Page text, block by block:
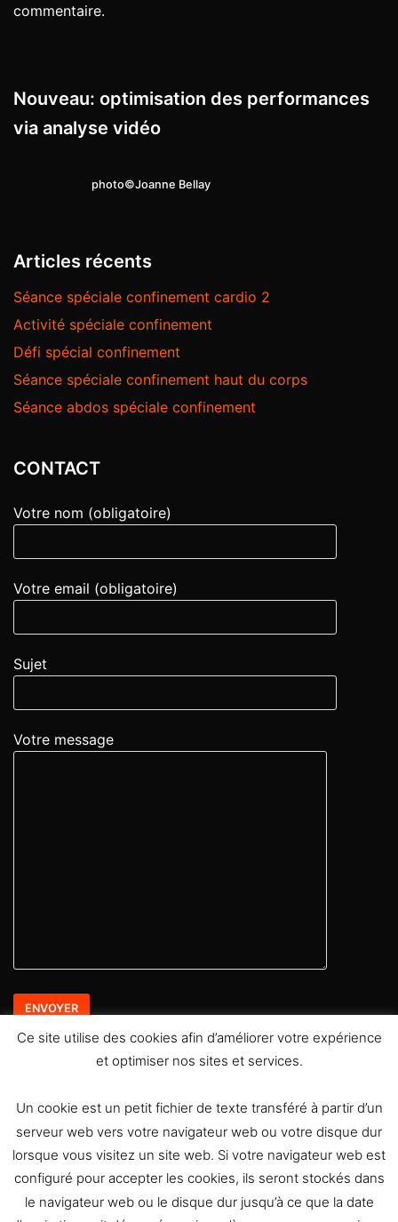
commentaire.
Nouveau: optimisation des performances
via analyse vidéo
photo©Joanne Bellay
Articles récents
Séance spéciale confinement cardio 2
Activité spéciale confinement
Défi spécial confinement
Séance spéciale confinement haut du corps
Séance abdos spéciale confinement
CONTACT
Votre nom (obligatoire)
Votre email (obligatoire)
Sujet
Votre message
Ce site utilise des cookies afin d’améliorer votre expérience
et optimiser nos sites et services.
Un cookie est un petit fichier de texte transféré à partir d’un
serveur web vers votre navigateur web ou votre disque dur
lorsque vous visitez un site web. Si votre navigateur web est
configuré pour accepter les cookies, ils seront stockés dans
le navigateur web ou le disque dur jusqu’à ce que la date